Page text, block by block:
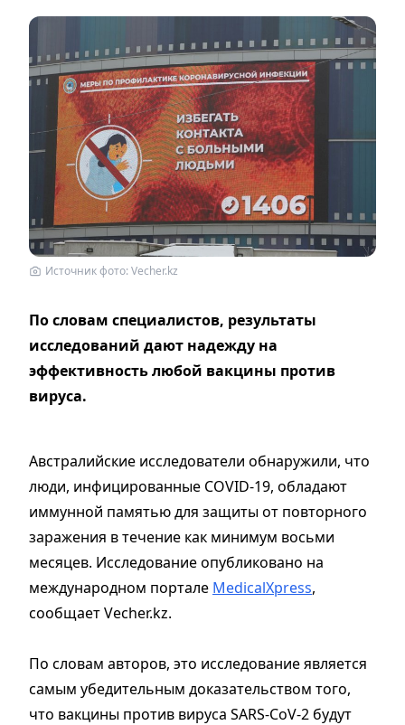
Источник фото: Vecher.kz
По словам специалистов, результаты
исследований дают надежду на
эффективность любой вакцины против
вируса.
Австралийские исследователи обнаружили, что
люди, инфицированные COVID-19, обладают
иммунной памятью для защиты от повторного
заражения в течение как минимум восьми
месяцев. Исследование опубликовано на
международном портале MedicalXpress,
сообщает Vecher.kz.
По словам авторов, это исследование является
самым убедительным доказательством того,
что вакцины против вируса SARS-CoV-2 будут